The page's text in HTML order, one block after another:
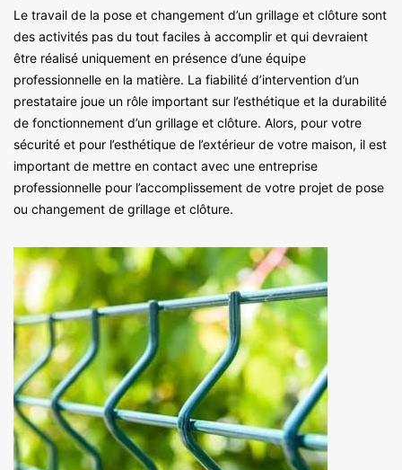
Le travail de la pose et changement d’un grillage et clôture sont
des activités pas du tout faciles à accomplir et qui devraient
être réalisé uniquement en présence d’une équipe
professionnelle en la matière. La fiabilité d’intervention d’un
prestataire joue un rôle important sur l’esthétique et la durabilité
de fonctionnement d’un grillage et clôture. Alors, pour votre
sécurité et pour l’esthétique de l’extérieur de votre maison, il est
important de mettre en contact avec une entreprise
professionnelle pour l’accomplissement de votre projet de pose
ou changement de grillage et clôture.